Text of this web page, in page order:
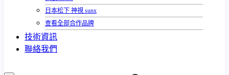
日本松下 神視 sunx
查看全部合作品牌
技術資訊
聯絡我們